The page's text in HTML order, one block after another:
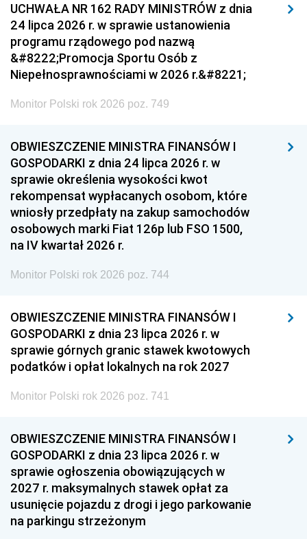
UCHWAŁA NR 162 RADY MINISTRÓW z dnia
24 lipca 2026 r. w sprawie ustanowienia
programu rządowego pod nazwą
&#8222;Promocja Sportu Osób z
Niepełnosprawnościami w 2026 r.&#8221;
Monitor Polski rok 2026 poz. 749
OBWIESZCZENIE MINISTRA FINANSÓW I
GOSPODARKI z dnia 24 lipca 2026 r. w
sprawie określenia wysokości kwot
rekompensat wypłacanych osobom, które
wniosły przedpłaty na zakup samochodów
osobowych marki Fiat 126p lub FSO 1500,
na IV kwartał 2026 r.
Monitor Polski rok 2026 poz. 744
OBWIESZCZENIE MINISTRA FINANSÓW I
GOSPODARKI z dnia 23 lipca 2026 r. w
sprawie górnych granic stawek kwotowych
podatków i opłat lokalnych na rok 2027
Monitor Polski rok 2026 poz. 741
OBWIESZCZENIE MINISTRA FINANSÓW I
GOSPODARKI z dnia 23 lipca 2026 r. w
sprawie ogłoszenia obowiązujących w
2027 r. maksymalnych stawek opłat za
usunięcie pojazdu z drogi i jego parkowanie
na parkingu strzeżonym